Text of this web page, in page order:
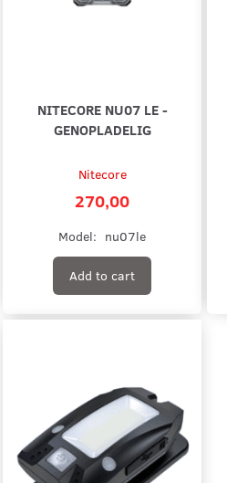
NITECORE NU07 LE -
GENOPLADELIG
Nitecore
270,00
Model: nu07le
Add to cart